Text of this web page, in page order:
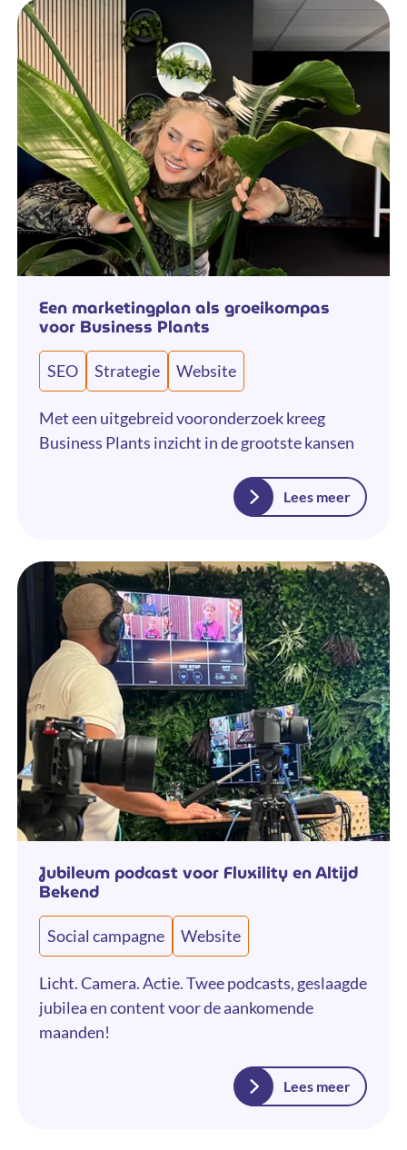
Een marketingplan als groeikompas
voor Business Plants
SEO Strategie Website
Met een uitgebreid vooronderzoek kreeg
Business Plants inzicht in de grootste kansen
Lees meer
Jubileum podcast voor Fluxility en Altijd
Bekend
Social campagne Website
Licht. Camera. Actie. Twee podcasts, geslaagde
jubilea en content voor de aankomende
maanden!
Lees meer